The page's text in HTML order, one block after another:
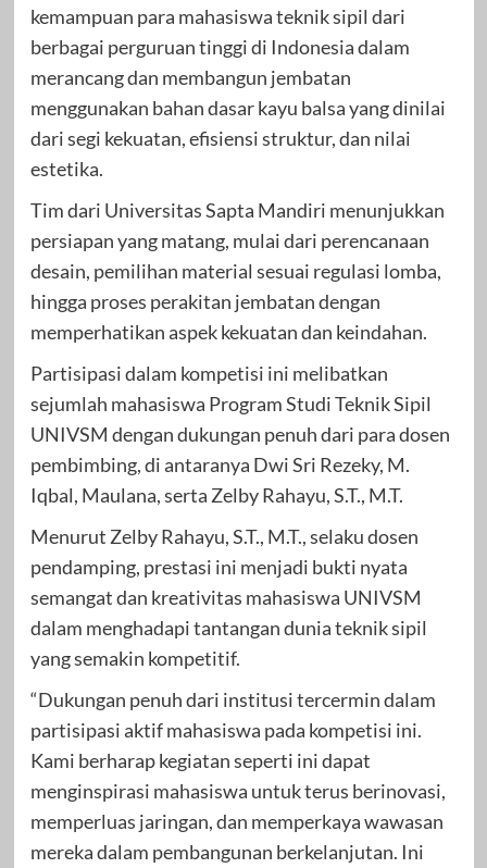
kemampuan para mahasiswa teknik sipil dari
berbagai perguruan tinggi di Indonesia dalam
merancang dan membangun jembatan
menggunakan bahan dasar kayu balsa yang dinilai
dari segi kekuatan, efisiensi struktur, dan nilai
estetika.
Tim dari Universitas Sapta Mandiri menunjukkan
persiapan yang matang, mulai dari perencanaan
desain, pemilihan material sesuai regulasi lomba,
hingga proses perakitan jembatan dengan
memperhatikan aspek kekuatan dan keindahan.
Partisipasi dalam kompetisi ini melibatkan
sejumlah mahasiswa Program Studi Teknik Sipil
UNIVSM dengan dukungan penuh dari para dosen
pembimbing, di antaranya Dwi Sri Rezeky, M.
Iqbal, Maulana, serta Zelby Rahayu, S.T., M.T.
Menurut Zelby Rahayu, S.T., M.T., selaku dosen
pendamping, prestasi ini menjadi bukti nyata
semangat dan kreativitas mahasiswa UNIVSM
dalam menghadapi tantangan dunia teknik sipil
yang semakin kompetitif.
“Dukungan penuh dari institusi tercermin dalam
partisipasi aktif mahasiswa pada kompetisi ini.
Kami berharap kegiatan seperti ini dapat
menginspirasi mahasiswa untuk terus berinovasi,
memperluas jaringan, dan memperkaya wawasan
mereka dalam pembangunan berkelanjutan. Ini